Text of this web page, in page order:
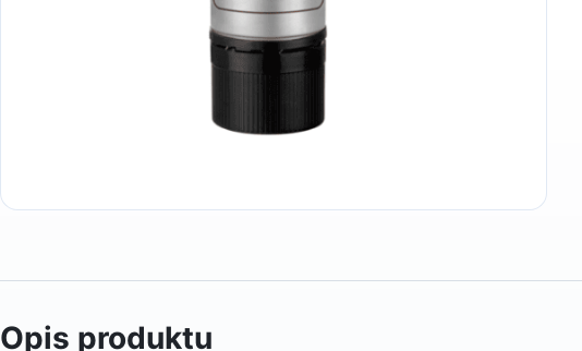
Opis produktu